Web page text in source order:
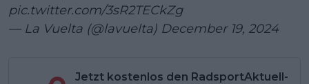
pic.twitter.com/3sR2TECkZg
— La Vuelta (@lavuelta) December 19, 2024
Jetzt kostenlos den RadsportAktuell-